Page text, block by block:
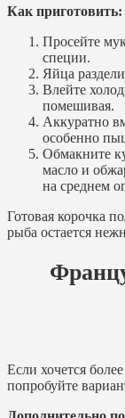
Как приготовить:
Просейте
специи.
Яйца
Влейте
помешивая.
Аккуратно
особенно
Обмакните
масло и
на среднем
Готовая корочка
рыба остается
Если хочется
попробуйте